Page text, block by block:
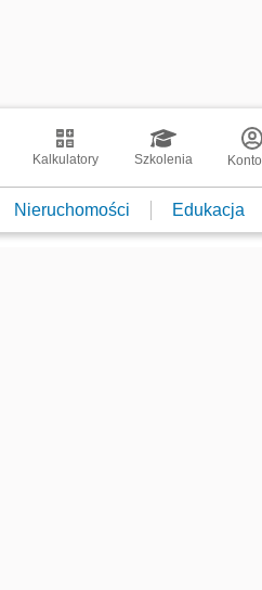
Kalkulatory Szkolenia Konto
Nieruchomości Edukacja